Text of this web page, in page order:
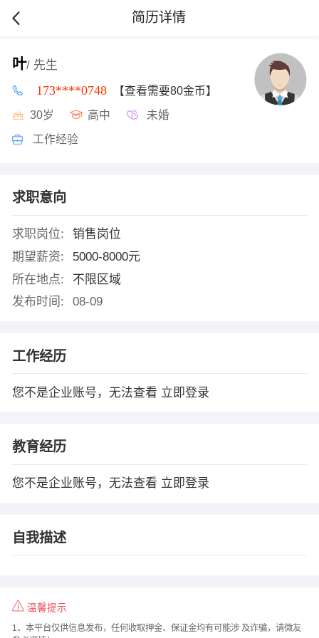
简历详情
叶/ 先生
173****0748 【查看需要80金币】
30岁 高中 未婚
工作经验
求职意向
求职岗位:
销售岗位
期望薪资:
5000-8000元
所在地点:
不限区域
发布时间:
08-09
工作经历
您不是企业账号，无法查看 立即登录
教育经历
您不是企业账号，无法查看 立即登录
自我描述
温馨提示
1、本平台仅供信息发布，任何收取押金、保证金均有可能涉 及诈骗，请微友